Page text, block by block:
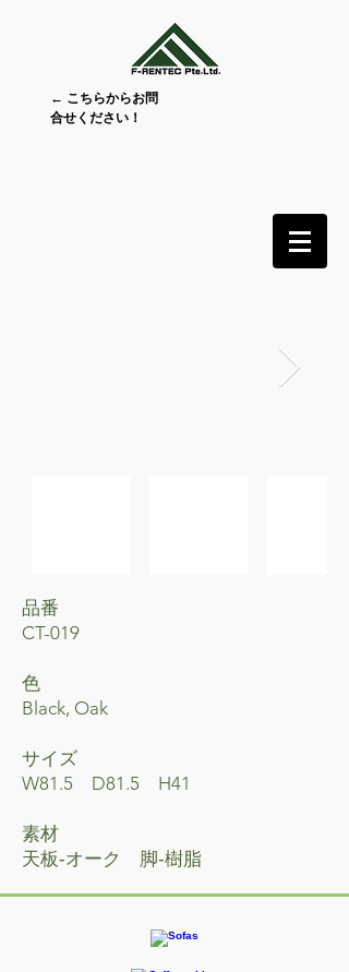
← こちらからお問
合せください！
品番
CT-019
​色
Black, Oak
サイズ
W81.5 D81.5 H41
素材
天板‐オーク 脚‐樹脂